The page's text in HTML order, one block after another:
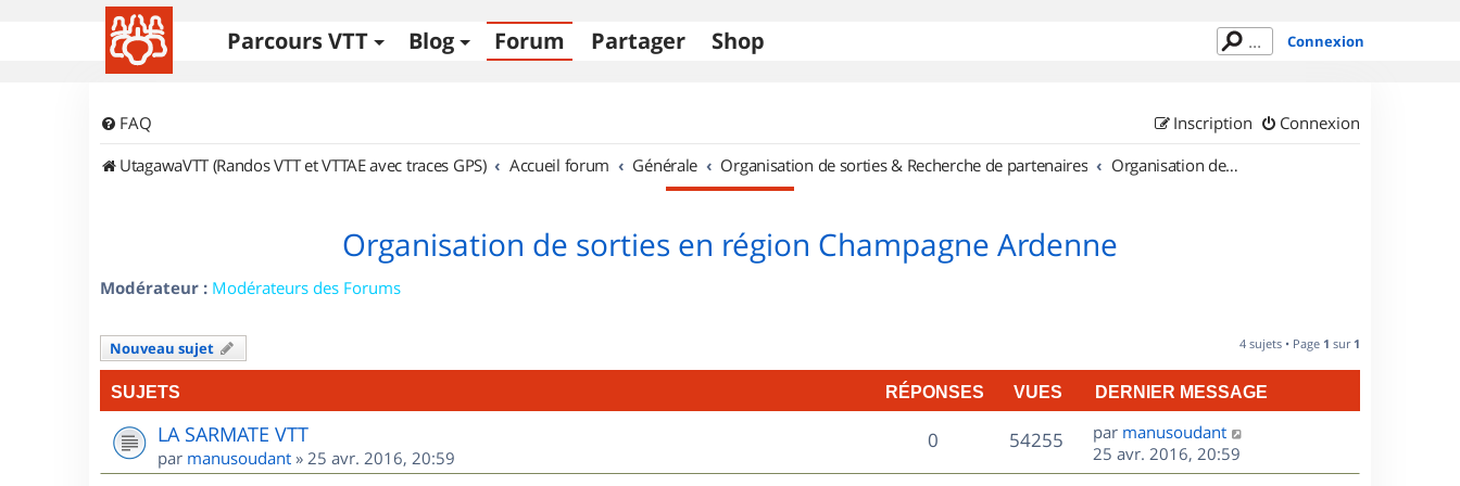
Parcours VTT Blog Forum Partager Shop Connexion
FAQ Connexion
Inscription
UtagawaVTT (Randos VTT et VTTAE avec traces GPS)
Accueil forum Générale Organisation de sorties & Recherche de partenaires Organisation de sorties en région Champagne Ardenne
Organisation de sorties en région Champagne Ardenne
Modérateur : Modérateurs des Forums
Nouveau sujet 4 sujets • Page 1 sur 1
SUJETS RÉPONSES VUES DERNIER MESSAGE
LA SARMATE VTT
par manusoudant » 25 avr. 2016, 20:59
0R
é
54255V
u
D
e
r
par manusoudant
25 avr. 2016, 20:59